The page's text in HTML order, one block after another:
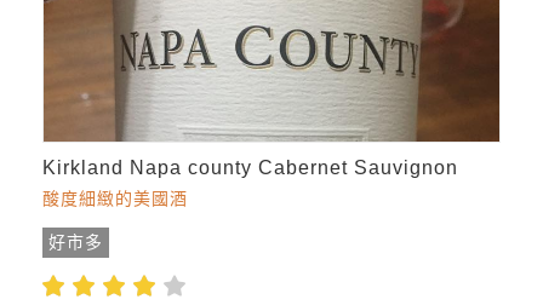
Kirkland Napa county Cabernet Sauvignon
酸度細緻的美國酒
好市多